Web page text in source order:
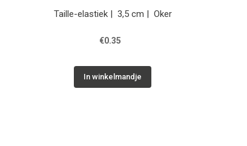
Taille-elastiek | 3,5 cm | Oker
€0.35
In winkelmandje